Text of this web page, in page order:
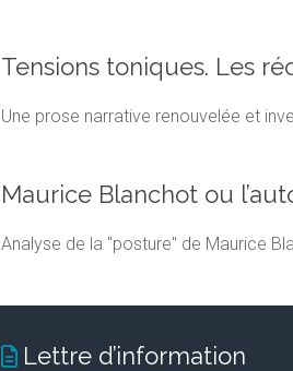
Tensions toniques. Les
Une prose narrative renouvelée et
Maurice Blanchot ou
Analyse de la "posture" de Maurice
Lettre d’information